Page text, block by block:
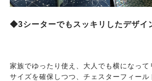
◆3シーターでもスッキリしたデザイ
家族でゆったり使え、大人でも横になって
サイズを確保しつつ、チェスターフィール